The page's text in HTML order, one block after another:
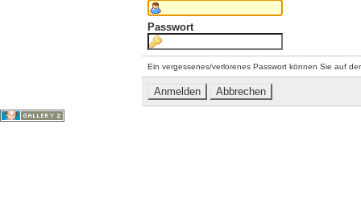
Passwort
Ein vergessenes/verlorenes Passwort können Sie auf